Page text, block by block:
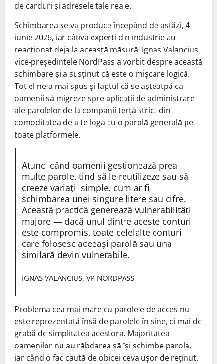
de carduri și adresele tale reale.
Schimbarea se va produce începând de astăzi, 4
iunie 2026, iar câțiva experți din industrie au
reacționat deja la această măsură. Ignas Valancius,
vice-președintele NordPass a vorbit despre această
schimbare și a susținut că este o mișcare logică.
Tot el ne-a mai spus și faptul că se așteatpă ca
oamenii să migreze spre aplicații de administrare
ale parolelor de la companii terță strict din
comoditatea de a te loga cu o parolă generală pe
toate platformele.
Atunci când oamenii gestionează prea
multe parole, tind să le reutilizeze sau să
creeze variații simple, cum ar fi
schimbarea unei singure litere sau cifre.
Această practică generează vulnerabilități
majore — dacă unul dintre aceste conturi
este compromis, toate celelalte conturi
care folosesc aceeași parolă sau una
similară devin vulnerabile.
IGNAS VALANCIUS, VP NORDPASS
Problema cea mai mare cu parolele de acces nu
este reprezentată însă de parolele în sine, ci mai de
grabă de simplitatea acestora. Majoritatea
oamenilor nu au răbdarea să își schimbe parola,
iar când o fac caută de obicei ceva ușor de reținut.